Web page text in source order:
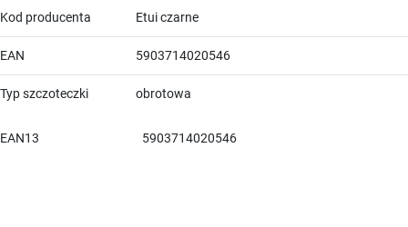
Kod producenta Etui czarne
EAN 5903714020546
Typ szczoteczki obrotowa
EAN13 5903714020546